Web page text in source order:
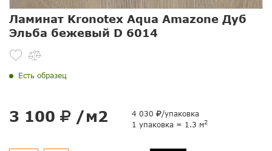
Ламинат Kronotex Aqua Amazone Дуб
Эльба бежевый D 6014
Есть образец
3 100 /м2 4 030
/упаковка
1 упаковка = 1.3 м2